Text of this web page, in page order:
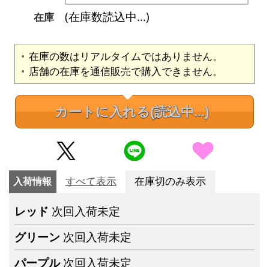
在庫
(在庫数読込中...)
在庫の数はリアルタイムではありません。
店舗の在庫を通信販売で購入できません。
カートに入れる(読込中...)
入荷情報 すべて表示 在庫切のみ表示
レッド 次回入荷未定
グリーン 次回入荷未定
パープル 次回入荷未定